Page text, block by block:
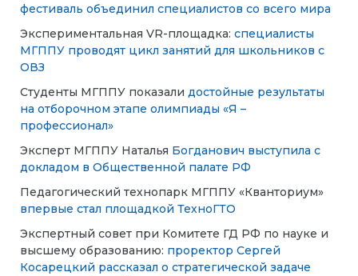
фестиваль объединил специалистов со всего мира
Экспериментальная VR-площадка: специалисты
МГППУ проводят цикл занятий для школьников с
ОВЗ
Студенты МГППУ показали достойные результаты
на отборочном этапе олимпиады «Я –
профессионал»
Эксперт МГППУ Наталья Богданович выступила с
докладом в Общественной палате РФ
Педагогический технопарк МГППУ «Кванториум»
впервые стал площадкой ТехноГТО
Экспертный совет при Комитете ГД РФ по науке и
высшему образованию: проректор Сергей
Косарецкий рассказал о стратегической задаче